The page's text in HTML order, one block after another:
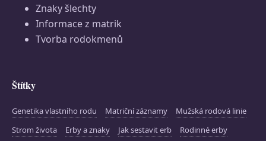
Znaky šlechty
Informace z matrik
Tvorba rodokmenů
Štítky
Genetika vlastního rodu Matriční záznamy
Mužská rodová linie
Strom života
Erby a znaky Jak sestavit erb
Rodinné erby